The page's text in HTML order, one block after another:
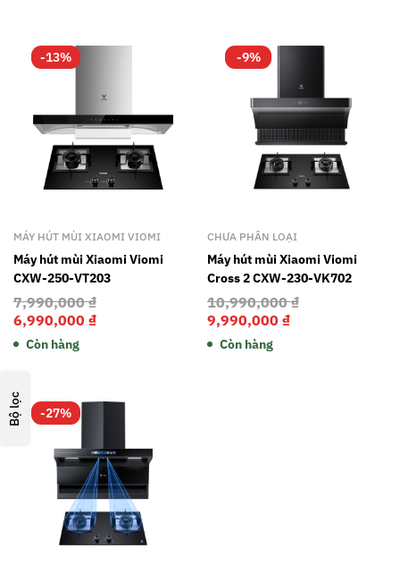
Bộ lọc
-13%
MÁY HÚT MÙI XIAOMI VIOMI
Máy hút mùi Xiaomi Viomi
CXW-250-VT203
7,990,000₫
6,990,000 ₫
Còn hàng
-9%
CHƯA PHÂN LOẠI
Máy hút mùi Xiaomi Viomi
Cross 2 CXW-230-VK702
10,990,000₫
9,990,000 ₫
Còn hàng
-27%